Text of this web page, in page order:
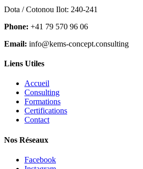
Dota / Cotonou Ilot: 240-241
Phone: +41 79 570 96 06
Email: info@kems-concept.consulting
Liens Utiles
Accueil
Consulting
Formations
Certifications
Contact
Nos Réseaux
Facebook